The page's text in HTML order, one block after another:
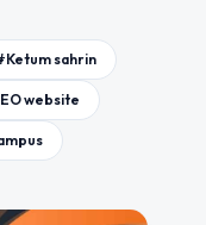
sahrin
website